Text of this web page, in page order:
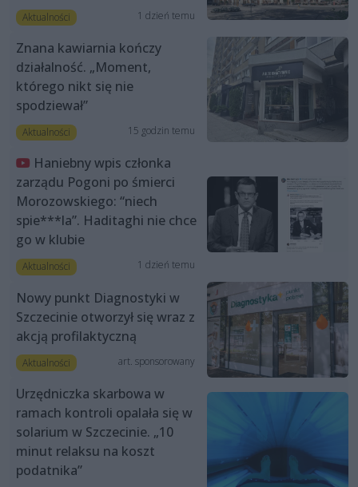
Aktualności 1 dzień temu
Znana kawiarnia kończy
działalność. „Moment,
którego nikt się nie
spodziewał”
Aktualności 15 godzin temu
Haniebny wpis członka
zarządu Pogoni po śmierci
Morozowskiego: “niech
spie***la”. Haditaghi nie chce
go w klubie
Aktualności 1 dzień temu
Nowy punkt Diagnostyki w
Szczecinie otworzył się wraz z
akcją profilaktyczną
Aktualności art. sponsorowany
Urzędniczka skarbowa w
ramach kontroli opalała się w
solarium w Szczecinie. „10
minut relaksu na koszt
podatnika”